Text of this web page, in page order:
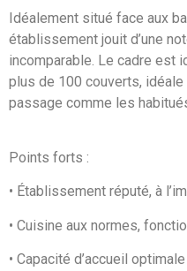
Idéalement situé face aux
établissement jouit d’une
incomparable. Le cadre est
plus de 100 couverts,
passage comme les
Points forts :
• Établissement réputé, à
• Cuisine aux normes,
• Capacité d’accueil